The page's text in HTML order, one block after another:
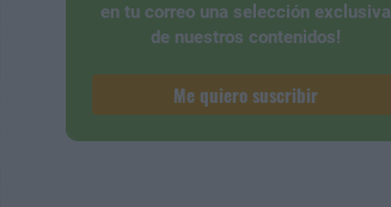
en tu correo una selección exclusiva
de nuestros contenidos!
Me quiero suscribir